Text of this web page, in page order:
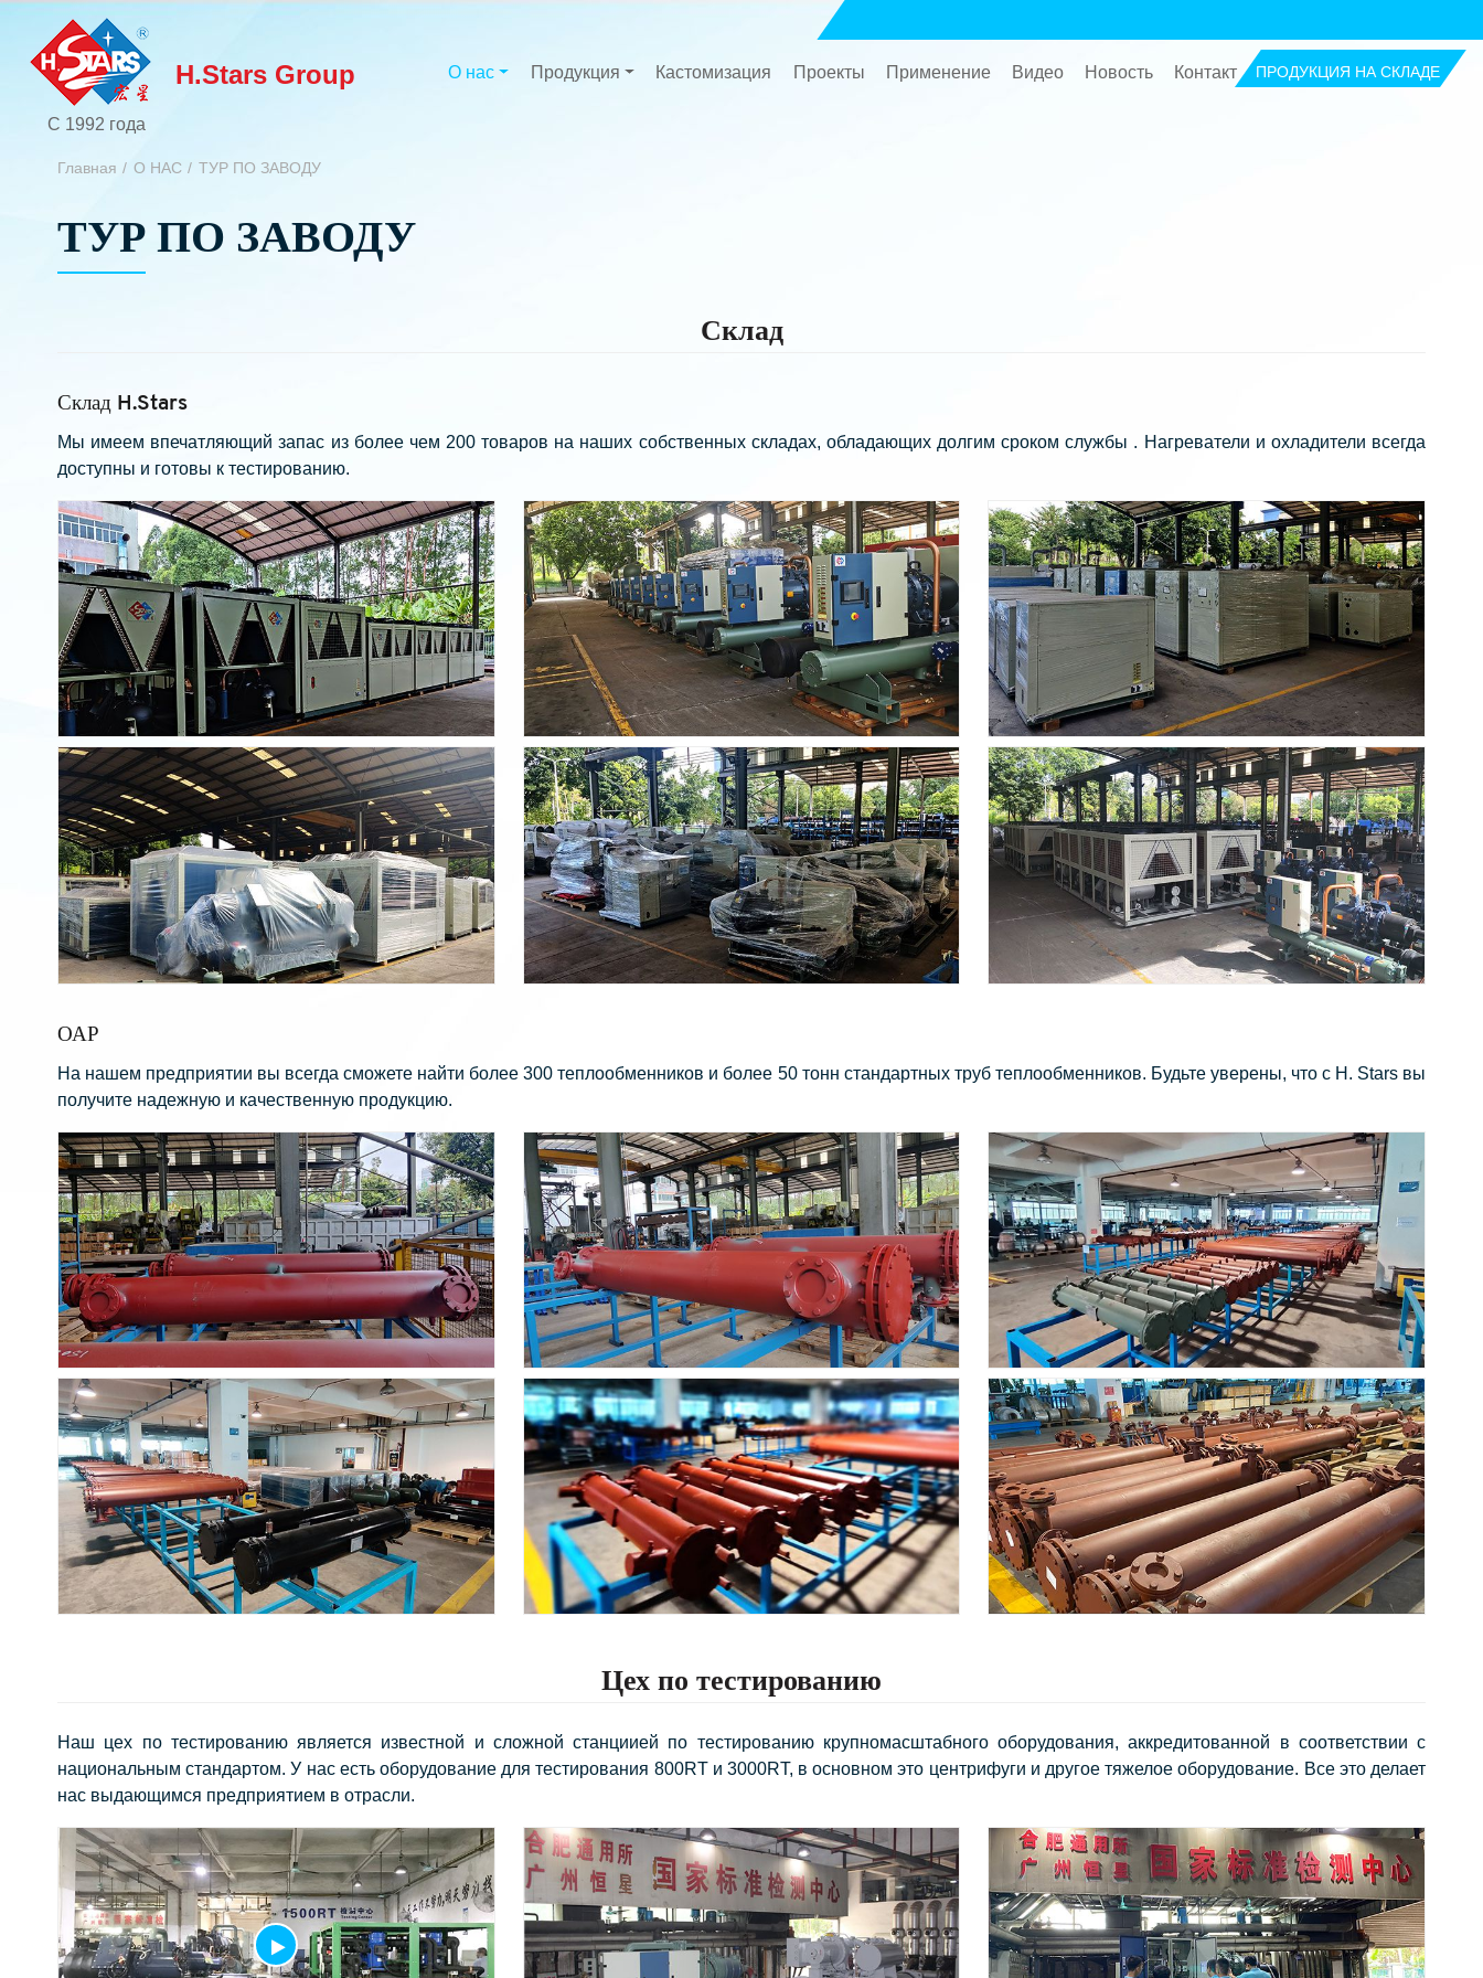
H.Stars Group
С 1992 года
О нас Продукция Кастомизация Проекты Применение Видео Новость Контакт ПРОДУКЦИЯ НА СКЛАДЕ
Главная О НАС ТУР ПО ЗАВОДУ
ТУР ПО ЗАВОДУ
Склад
Склад H.Stars
Мы имеем впечатляющий запас из более чем 200 товаров на наших собственных складах, обладающих долгим сроком службы . Нагреватели и охладители всегда
доступны и готовы к тестированию.
ОАР
На нашем предприятии вы всегда сможете найти более 300 теплообменников и более 50 тонн стандартных труб теплообменников. Будьте уверены, что с H. Stars вы
получите надежную и качественную продукцию.
Цех по тестированию
Наш цех по тестированию является известной и сложной станциией по тестированию крупномасштабного оборудования, аккредитованной в соответствии с
национальным стандартом. У нас есть оборудование для тестирования 800RT и 3000RT, в основном это центрифуги и другое тяжелое оборудование. Все это делает
нас выдающимся предприятием в отрасли.